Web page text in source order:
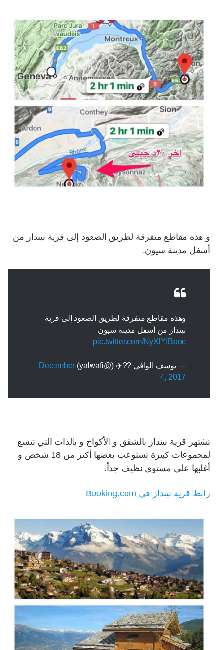
و هذه مقاطع متفرقة لطريق الصعود إلى قرية نينداز من
أسفل مدينة سيون.
وهذه مقاطع متفرقة لطريق الصعود إلى قرية
نينداز من أسفل مدينة سيون
pic.twitter.com/NyXlYIBooc
— يوسف الوافي ??✈️ (@yalwafi)
December
4, 2017
تشتهر قرية نينداز بالشقق و الأكواخ و بالذات التي تتسع
لمجموعات كبيرة تستوعب بعضها أكثر من 18 شخص و
أغلبها على مستوى نظيف جداً.
رابط قرية نينداز في Booking.com